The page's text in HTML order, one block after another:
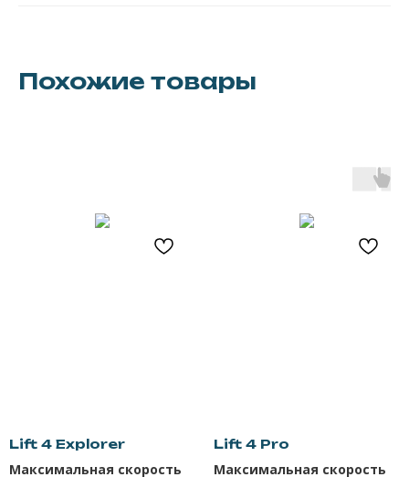
Похожие товары
Lift 4 Explorer
Максимальная скорость
Lift 4 Pro
Максимальная скорость